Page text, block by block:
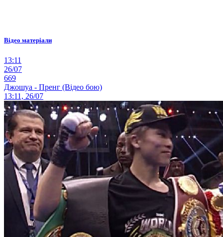
Відео матеріали
13:11
26/07
669
Джошуа - Пренг (Відео бою)
13:11, 26/07